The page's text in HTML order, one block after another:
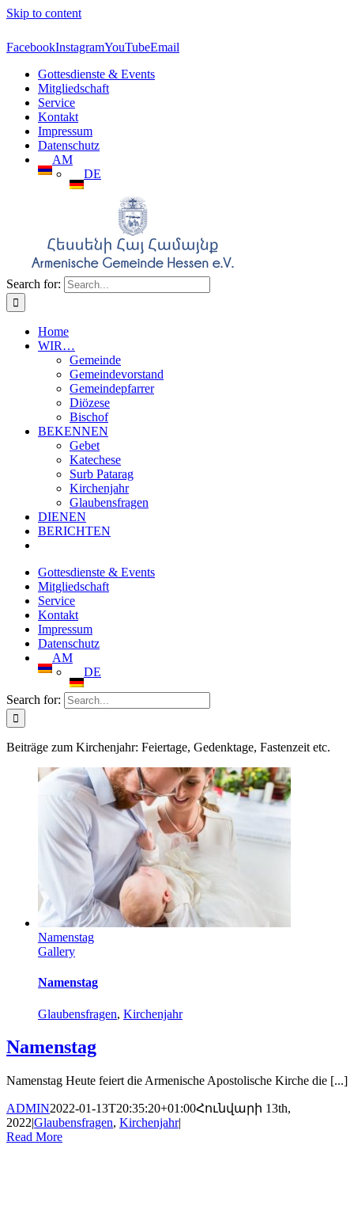
Skip to content
FacebookInstagramYouTubeEmail
Gottesdienste & Events
Mitgliedschaft
Service
Kontakt
Impressum
Datenschutz
AM
DE
Search for:
Home
WIR…
Gemeinde
Gemeindevorstand
Gemeindepfarrer
Diözese
Bischof
BEKENNEN
Gebet
Katechese
Surb Patarag
Kirchenjahr
Glaubensfragen
DIENEN
BERICHTEN
Gottesdienste & Events
Mitgliedschaft
Service
Kontakt
Impressum
Datenschutz
AM
DE
Search for:
Beiträge zum Kirchenjahr: Feiertage, Gedenktage, Fastenzeit etc.
Namenstag
Gallery
Namenstag
Glaubensfragen, Kirchenjahr
Namenstag
Namenstag Heute feiert die Armenische Apostolische Kirche die [...]
ADMIN2022-01-13T20:35:20+01:00Հունվարի 13th,
2022|Glaubensfragen, Kirchenjahr|
Read More